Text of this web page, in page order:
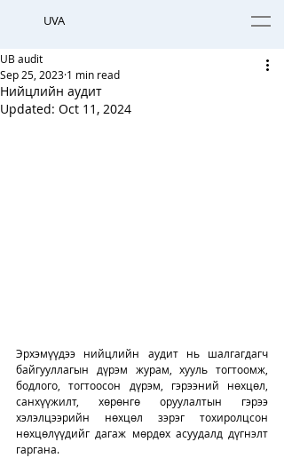
UVA
Нийцлийн аудит
UB audit
Sep 25, 2023 1 min read
Updated: Oct 11, 2024
Эрхэмүүдээ нийцлийн аудит нь шалгагдагч
байгууллагын дүрэм журам, хууль тогтоомж,
бодлого, тогтоосон дүрэм, гэрээний нөхцөл,
санхүүжилт, хөрөнгө оруулалтын гэрээ
хэлэлцээрийн нөхцөл зэрэг тохиролцсон
нөхцөлүүдийг дагаж мөрдөх асуудалд дүгнэлт
гаргана.